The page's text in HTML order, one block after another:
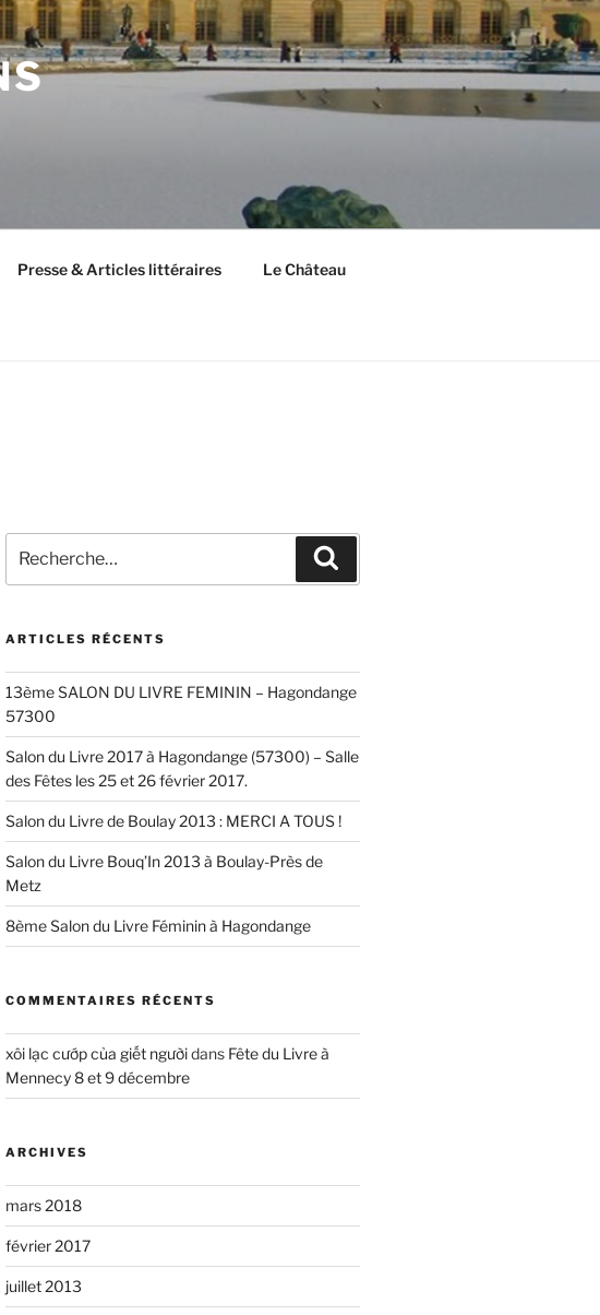
Presse & Articles littéraires Le Château
pour
:
ARTICLES RÉCENTS
13ème SALON DU LIVRE FEMININ – Hagondange
57300
Salon du Livre 2017 à Hagondange (57300) – Salle
des Fêtes les 25 et 26 février 2017.
Salon du Livre de Boulay 2013 : MERCI A TOUS !
Salon du Livre Bouq’In 2013 à Boulay-Près de
Metz
8ème Salon du Livre Féminin à Hagondange
COMMENTAIRES RÉCENTS
xôi lạc cướp của giết ngườidans Fête du Livre à
Mennecy 8 et 9 décembre
ARCHIVES
mars 2018
février 2017
juillet 2013